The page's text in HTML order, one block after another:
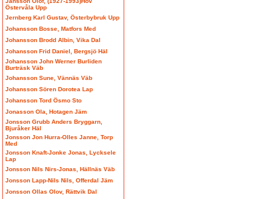
Östervåla Upp
Jernberg Karl Gustav, Österbybruk Upp
Johansson Bosse, Matfors Med
Johansson Brodd Albin, Vika Dal
Johansson Frid Daniel, Bergsjö Häl
Johansson John Werner Burliden
Burträsk Väb
Johansson Sune, Vännäs Väb
Johansson Sören Dorotea Lap
Johansson Tord Ösmo Sto
Jonasson Ola, Hotagen Jäm
Jonsson Grubb Anders Bryggarn,
Bjuråker Häl
Jonsson Jon Hurra-Olles Janne, Torp
Med
Jonsson Knaft-Jonke Jonas, Lycksele
Lap
Jonsson Nils Nirs-Jonas, Hällnäs Väb
Jonsson Lapp-Nils Nils, Offerdal Jäm
Jonsson Ollas Olov, Rättvik Dal